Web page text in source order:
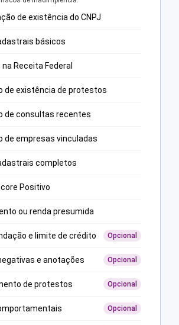
de existência do CNPJ
básicos
Receita Federal
de existência de protestos
de consultas recentes
de empresas vinculadas
completos
Positivo
ou renda presumida
e limite de crédito Opcional
e anotações Opcional
de protestos Opcional
Opcional